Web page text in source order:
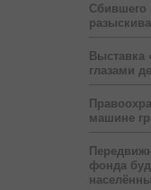
Сбившего
Выставка
глазами
машине
фонда